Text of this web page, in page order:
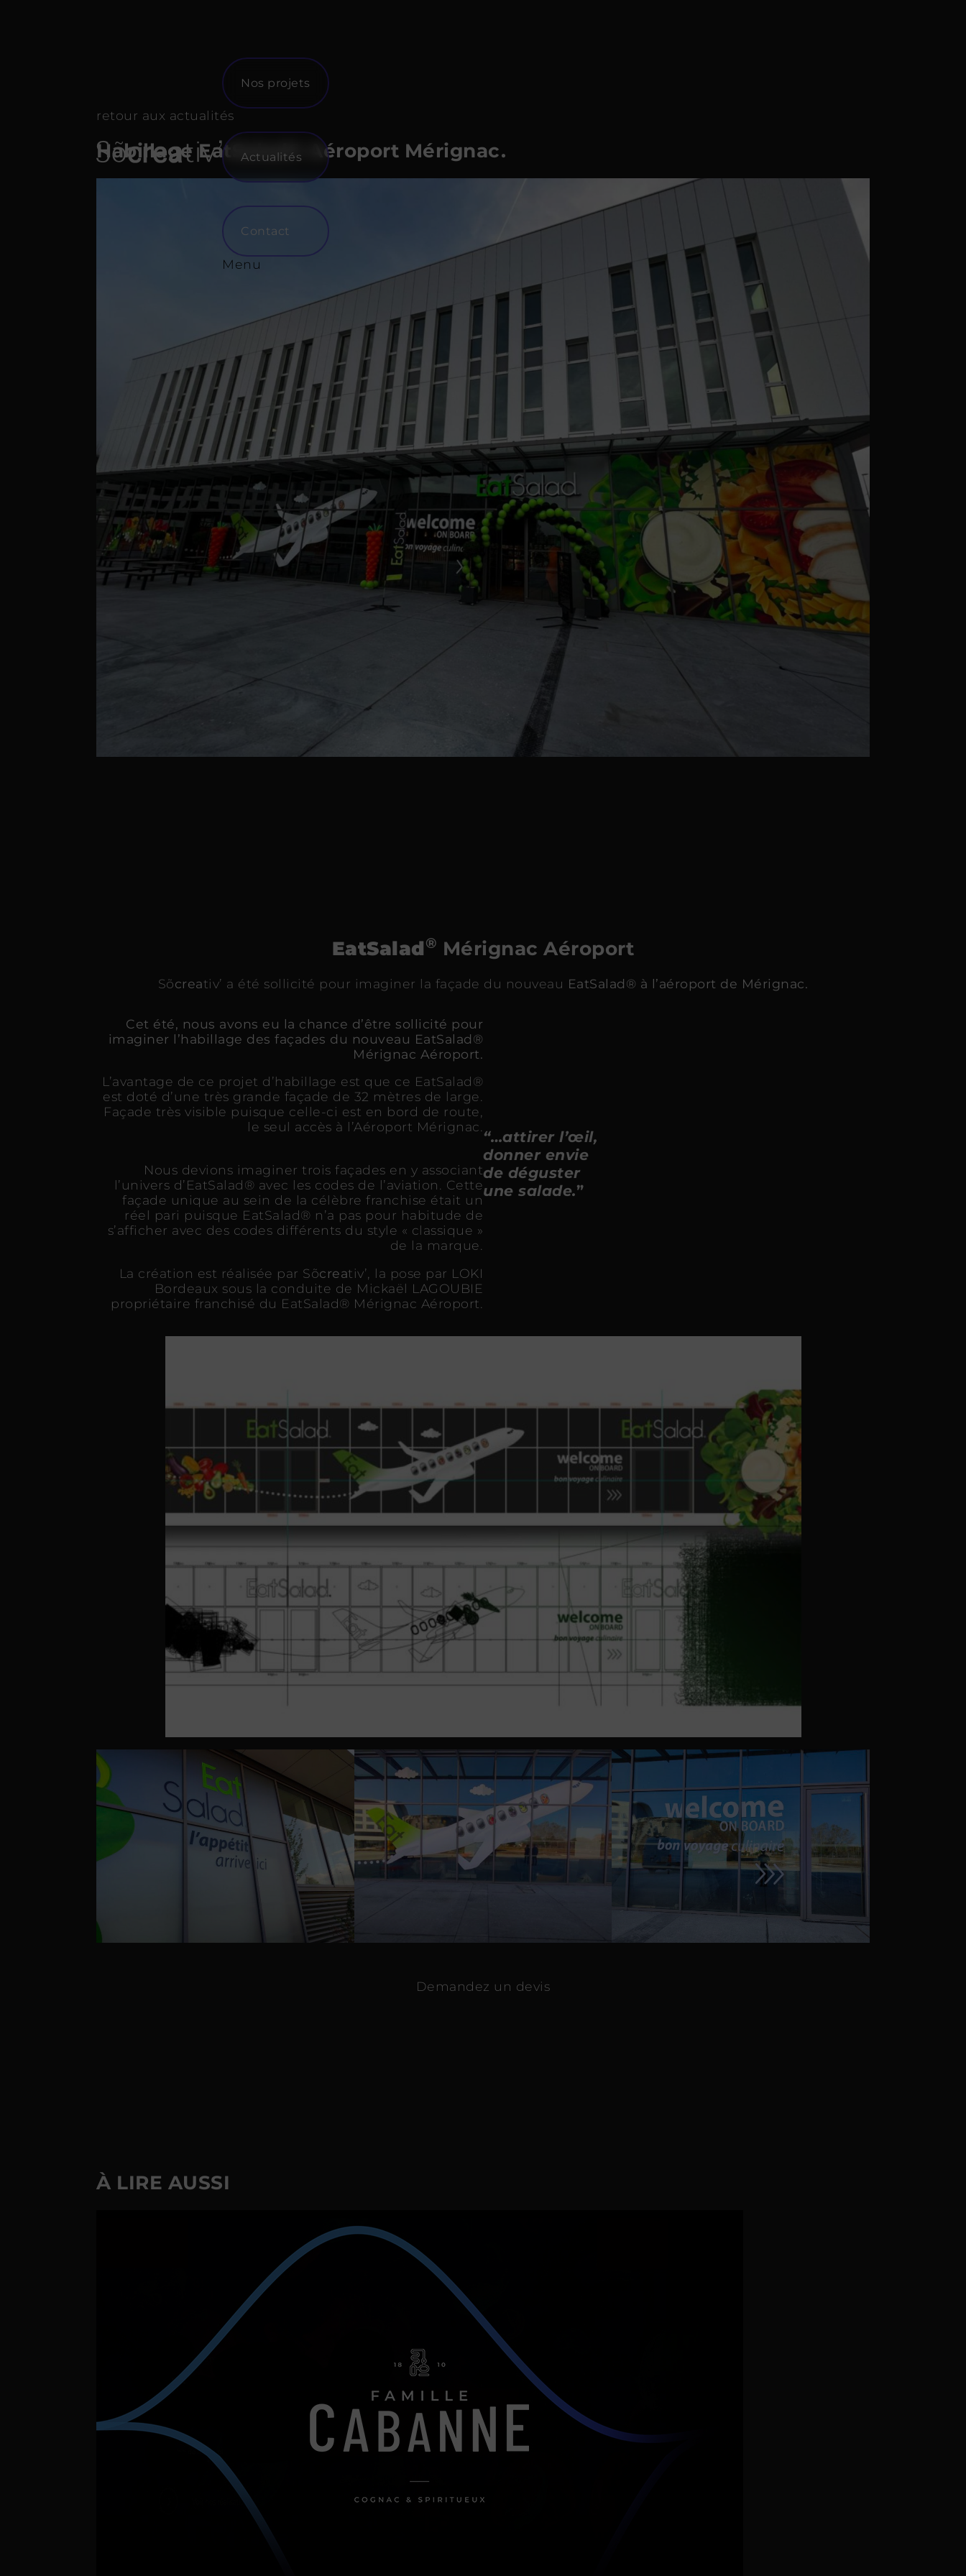
Nos projets
Actualités
Contact
Menu
retour aux actualités
Habillage EatSalad® Aéroport Mérignac.
EatSalad® Mérignac Aéroport
Sõcreativ’ a été sollicité pour imaginer la façade du nouveau EatSalad® à l’aéroport de Mérignac.
Cet été, nous avons eu la chance d’être sollicité pour
imaginer l’habillage des façades du nouveau EatSalad®
Mérignac Aéroport.
L’avantage de ce projet d’habillage est que ce EatSalad®
est doté d’une très grande façade de 32 mètres de large.
Façade très visible puisque celle-ci est en bord de route,
le seul accès à l’Aéroport Mérignac.
Nous devions imaginer trois façades en y associant
l’univers d’EatSalad® avec les codes de l’aviation. Cette
façade unique au sein de la célèbre franchise était un
réel pari puisque EatSalad® n’a pas pour habitude de
s’afficher avec des codes différents du style « classique »
de la marque.
La création est réalisée par Sõcreativ’, la pose par LOKI
Bordeaux sous la conduite de Mickaël LAGOUBIE
propriétaire franchisé du EatSalad® Mérignac Aéroport.
“…attirer l’œil,
donner envie
de déguster
une salade.”
Demandez un devis
À LIRE AUSSI